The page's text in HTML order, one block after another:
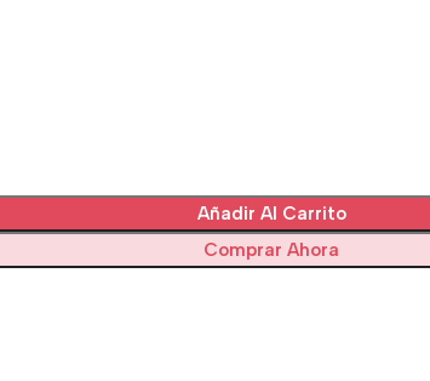
Añadir Al Carrito
Comprar Ahora